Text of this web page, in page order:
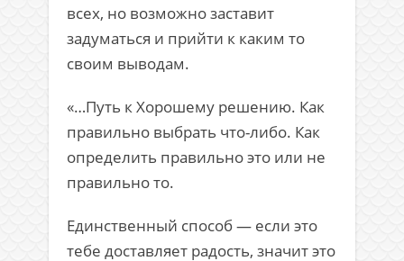
всех, но возможно заставит
задуматься и прийти к каким то
своим выводам.
«…Путь к Хорошему решению. Как
правильно выбрать что-либо. Как
определить правильно это или не
правильно то.
Единственный способ — если это
тебе доставляет радость, значит это